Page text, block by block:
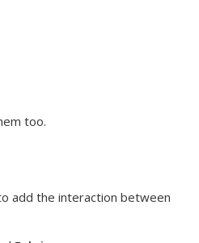
too.
add the interaction between